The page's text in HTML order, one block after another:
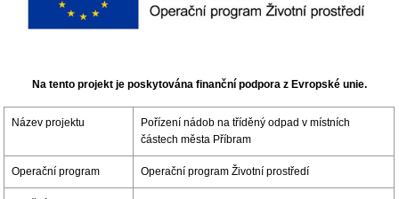
Na tento projekt je poskytována finanční podpora z Evropské unie.
Název projektu
Pořízení nádob na tříděný odpad v místních
částech města Příbram
Operační program Operační program Životní prostředí